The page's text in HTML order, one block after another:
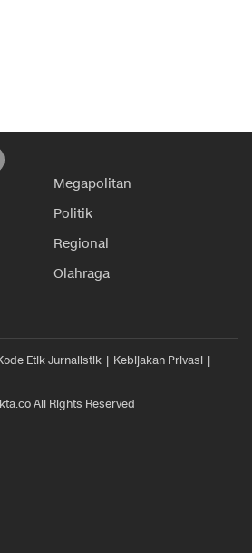
Megapolitan
Politik
Regional
Olahraga
Etik Jurnalistik
Kebijakan Privasi
All Rights Reserved